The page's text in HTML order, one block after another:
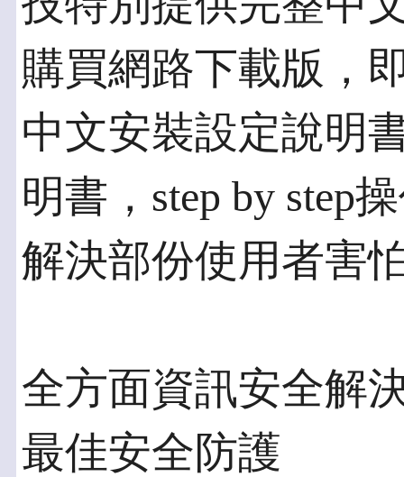
購買網路下載版，
中文安裝設定說明
明書，step by step
解決部份使用者害
全方面資訊安全解
最佳安全防護